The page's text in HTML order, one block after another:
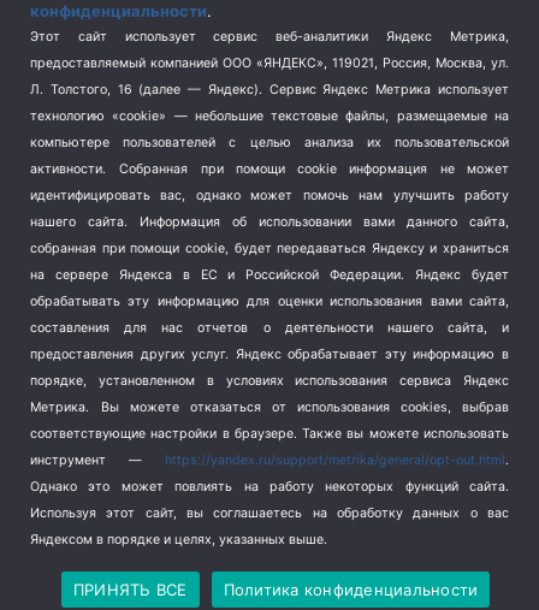
Спорт (740)
Терроризм (1)
Транспорт (262)
Туризм (178)
Флот (76)
Школа и спорт (2)
Экология (8)
Экономика (1172)
Copyright © 2026
Политика конфиденциальности
конфиденциальности.
Этот сайт использует сервис веб-аналитики Яндекс Метрика,
предоставляемый компанией ООО «ЯНДЕКС», 119021, Россия, Москва, ул.
Л. Толстого, 16 (далее — Яндекс). Сервис Яндекс Метрика использует
технологию «cookie» — небольшие текстовые файлы, размещаемые на
компьютере пользователей с целью анализа их пользовательской
активности.
Собранная при помощи cookie информация не может
идентифицировать вас, однако может помочь нам улучшить работу
нашего сайта. Информация об использовании вами данного сайта,
собранная при помощи cookie, будет передаваться Яндексу и храниться
на сервере Яндекса в ЕС и Российской Федерации. Яндекс будет
обрабатывать эту информацию для оценки использования вами сайта,
составления для нас отчетов о деятельности нашего сайта, и
предоставления других услуг. Яндекс обрабатывает эту информацию в
порядке, установленном в условиях использования сервиса Яндекс
Метрика.
Вы можете отказаться от использования cookies, выбрав
соответствующие настройки в браузере. Также вы можете использовать
инструмент — https://yandex.ru/support/metrika/general/opt-out.html.
Однако это может повлиять на работу некоторых функций сайта.
Используя этот сайт, вы соглашаетесь на обработку данных о вас
Яндексом в порядке и целях, указанных выше.
ПРИНЯТЬ ВСЕ Политика конфиденциальности